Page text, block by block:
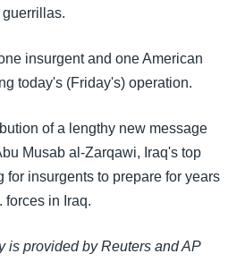
insurgent and one American
today's (Friday's) operation.
of a lengthy new message
Musab al-Zarqawi, Iraq's top
for insurgents to prepare for years
forces in Iraq.
is provided by Reuters and AP